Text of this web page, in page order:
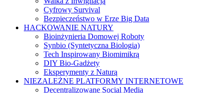
Cyfrowy Survival
Bezpieczeństwo w Erze Big Data
HACKOWANIE NATURY
Bioinżynieria Domowej Roboty
Synbio (Syntetyczna Biologia)
Tech Inspirowany Biomimikrą
DIY Bio-Gadżety
Eksperymenty z Naturą
NIEZALEŻNE PLATFORMY INTERNETOWE
Decentralizowane Social Media